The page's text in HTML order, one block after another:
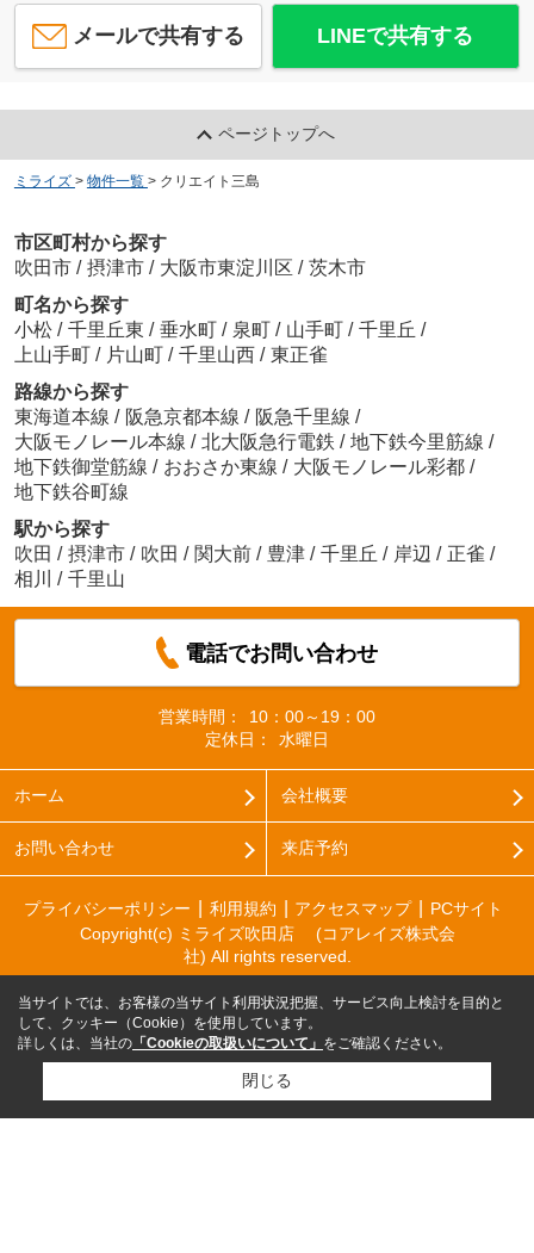
メールで共有する LINEで共有する
ページトップへ
ミライズ > 物件一覧 > クリエイト三島
市区町村から探す
吹田市 / 摂津市 / 大阪市東淀川区 / 茨木市
町名から探す
小松 / 千里丘東 / 垂水町 / 泉町 / 山手町 / 千里丘 /
上山手町 / 片山町 / 千里山西 / 東正雀
路線から探す
東海道本線 / 阪急京都本線 / 阪急千里線 /
大阪モノレール本線 / 北大阪急行電鉄 / 地下鉄今里筋線 /
地下鉄御堂筋線 / おおさか東線 / 大阪モノレール彩都 /
地下鉄谷町線
駅から探す
吹田 / 摂津市 / 吹田 / 関大前 / 豊津 / 千里丘 / 岸辺 / 正雀 /
相川
/ 千里山
電話でお問い合わせ
営業時間：
10：00～19：00
定休日：
水曜日
ホーム 会社概要
お問い合わせ 来店予約
プライバシーポリシー 利用規約 アクセスマップ
PCサイト
Copyright(c) ミライズ吹田店 (コアレイズ株式会
社) All rights reserved.
当サイトでは、お客様の当サイト利用状況把握、サービス向上検討を目的と
して、クッキー（Cookie）を使用しています。
詳しくは、当社の 「Cookieの取扱いについて」 をご確認ください。
閉じる